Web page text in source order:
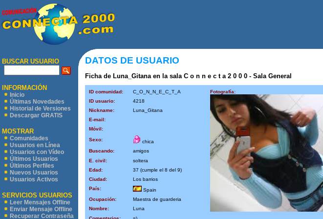
BUSCAR USUARIO
INFORMACIÓN
Inicio
Últimas Novedades
Historial de Versiones
Descargar GRATIS
MOSTRAR
Comunidades
Usuarios en Línea
Usuarios con Vídeo
Últimos Usuarios
Últimos Perfiles
Nuevos Usuarios
Usuarios Activos
SERVICIOS USUARIOS
Leer Mensajes Offline
Enviar Mensaje Offline
Recuperar Contraseña
DATOS DE USUARIO
Ficha de Luna_Gitana en la sala C o n n e c t a 2 0 0 0 - Sala General
ID comunidad: C_O_N_N_E_C_T_A
Fotografía:
ID usuario:
4218
Nickname:
Luna_Gitana
E-mail:
Móvil:
Sexo:
chica
Buscando:
amigos
E. civil:
soltera
Edad:
37 (cumple el 8 del 9)
Ciudad:
Los barrios
País:
Spain
Ocupación:
Maestra de guarderia
Nombre:
Luna